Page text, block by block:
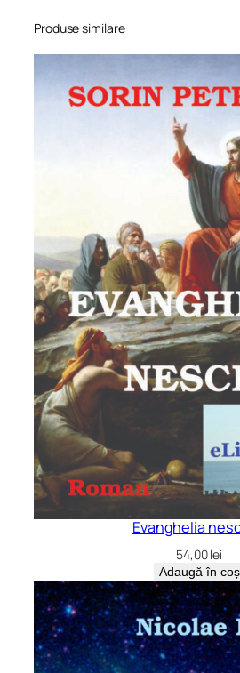
Produse similare
Evanghelia
54,00lei
Adaugă în coș